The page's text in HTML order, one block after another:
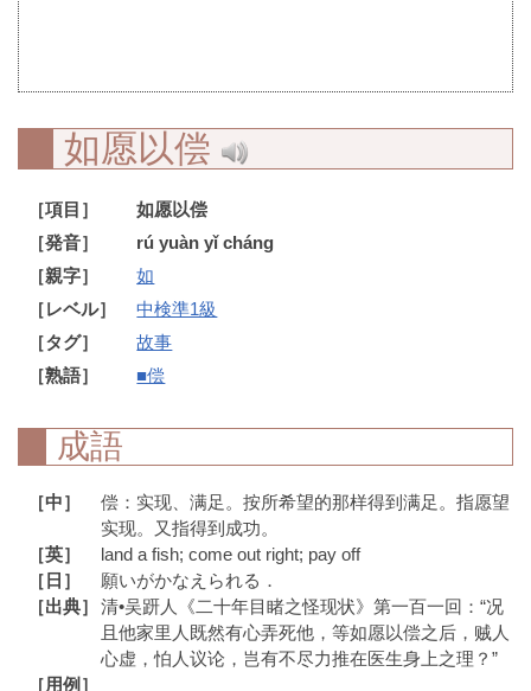
如愿以偿
［項目］
如愿以偿
［発音］
rú yuàn yǐ cháng
［親字］
如
［レベル］
中検準1級
［タグ］
故事
［熟語］
■偿
成語
［中］
偿：实现、满足。按所希望的那样得到满足。指愿望
实现。又指得到成功。
［英］
land a fish; come out right; pay off
［日］
願いがかなえられる．
［出典］
清•吴趼人《二十年目睹之怪现状》第一百一回：“况
且他家里人既然有心弄死他，等如愿以偿之后，贼人
心虚，怕人议论，岂有不尽力推在医生身上之理？”
［用例］